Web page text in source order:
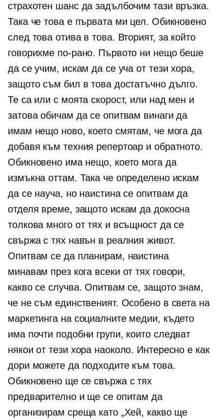
страхотен шанс да задълбочим тази връзка.
Така че това е първата ми цел. Обикновено
след това отива в това. Вторият, за който
говорихме по-рано. Първото ни нещо беше
да се учим, искам да се уча от тези хора,
защото съм бил в това достатъчно дълго.
Те са или с моята скорост, или над мен и
затова обичам да се опитвам винаги да
имам нещо ново, което смятам, че мога да
добавя към техния репертоар и обратното.
Обикновено има нещо, което мога да
измъкна оттам. Така че определено искам
да се науча, но наистина се опитвам да
отделя време, защото искам да докосна
толкова много от тях и всъщност да се
свържа с тях навън в реалния живот.
Опитвам се да планирам, наистина
минавам през кога всеки от тях говори,
какво се случва. Опитвам се, защото знам,
че не съм единственият. Особено в света на
маркетинга на социалните медии, където
има почти подобни групи, които следват
някои от тези хора наоколо. Интересно е как
дори можете да подходите към това.
Обикновено ще се свържа с тях
предварително и ще се опитам да
организирам среща като „Хей, какво ще